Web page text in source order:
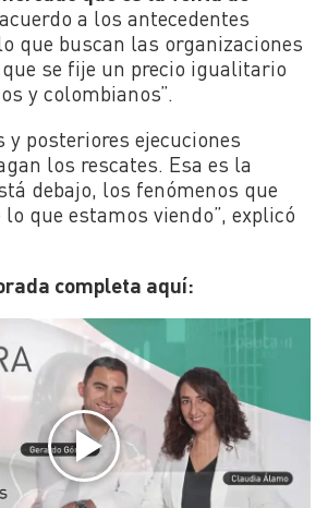
acuerdo a los antecedentes
que buscan las organizaciones
se fije un precio igualitario
y colombianos”.
y posteriores ejecuciones
los rescates. Esa es la
debajo, los fenómenos que
que estamos viendo”, explicó
completa aquí: